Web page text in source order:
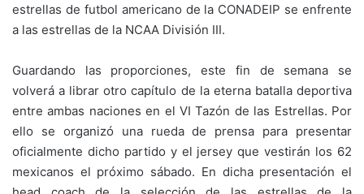
estrellas de futbol americano de la CONADEIP se enfrente
a las estrellas de la NCAA División III.
Guardando las proporciones, este fin de semana se
volverá a librar otro capítulo de la eterna batalla deportiva
entre ambas naciones en el VI Tazón de las Estrellas. Por
ello se organizó una rueda de prensa para presentar
oficialmente dicho partido y el jersey que vestirán los 62
mexicanos el próximo sábado. En dicha presentación el